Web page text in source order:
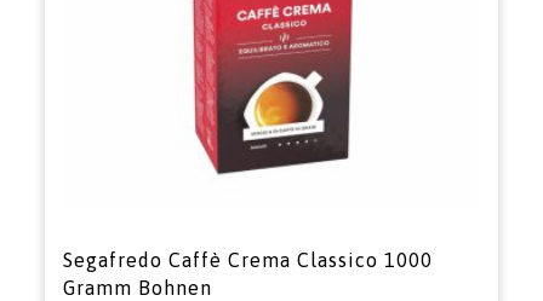
Segafredo Caffè Crema Classico 1000
Gramm Bohnen